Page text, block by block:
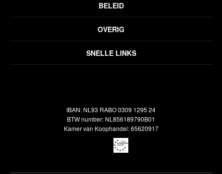
SNELLE LINKS
OVERIG
Inspiratie
Veelgestelde vragen
BELEID
Disclaimer
Verzendbeleid
IBAN: NL93 RABO 0309 1295 24
BTW number: NL856189790B01
Kamer van Koophandel: 65620917